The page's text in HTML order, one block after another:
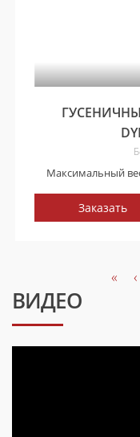
Максимальный
Заказать
« ‹
ВИДЕО